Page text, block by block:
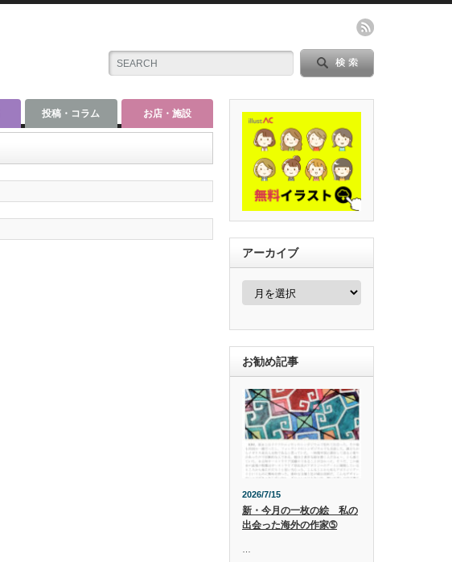
投稿・コラム お店・施設
アーカイブ
お勧め記事
2026/7/15
新・今月の一枚の絵 私の
出会った海外の作家➄